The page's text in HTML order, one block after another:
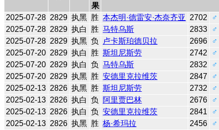
果
2025-07-28 2829 执黑 胜 本杰明·德雷安·杰奈齐亚 2702
♂
2025-07-28 2829 执白 胜 马特乌斯 2833
♂
2025-07-28 2829 执黑 负 卢卡斯珀德贝拉 2696
♂
2025-07-20 2829 执白 胜 斯坦尼斯劳 2742
♂
2025-07-20 2829 执白 负 马特乌斯 2832
♂
2025-07-20 2829 执黑 胜 安德里克拉维茨 2847
♂
2025-02-13 2826 执黑 胜 斯坦尼斯劳 2732
♂
2025-02-13 2826 执白 负 阿里贾巴林 2676
♂
2025-02-13 2826 执白 负 安德里克拉维茨 2841
♂
2025-02-13 2826 执黑 胜 杨·希玛拉 2456
♂